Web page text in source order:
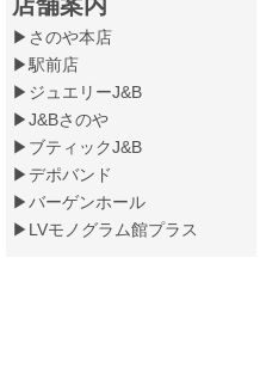
▶さのや本店
▶駅前店
▶ジュエリーJ&B
▶J&Bさのや
▶ブティックJ&B
▶デポバンド
▶バーゲンホール
▶LVモノグラム館プラス